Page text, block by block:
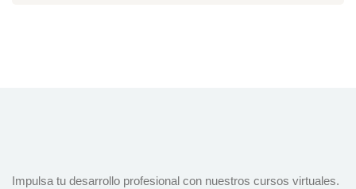
Impulsa tu desarrollo profesional con nuestros cursos virtuales.